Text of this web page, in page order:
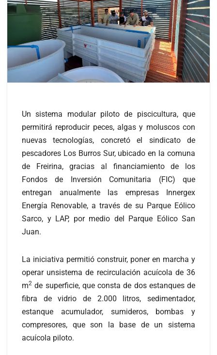
Un sistema modular piloto de piscicultura, que
permitirá reproducir peces, algas y moluscos con
nuevas tecnologías, concretó el sindicato de
pescadores Los Burros Sur, ubicado en la comuna
de Freirina, gracias al financiamiento de los
Fondos de Inversión Comunitaria (FIC) que
entregan anualmente las empresas Innergex
Energía Renovable, a través de su Parque Eólico
Sarco, y LAP, por medio del Parque Eólico San
Juan.
La iniciativa permitió construir, poner en marcha y
operar unsistema de recirculación acuícola de 36
m2 de superficie, que consta de dos estanques de
fibra de vidrio de 2.000 litros, sedimentador,
estanque acumulador, sumideros, bombas y
compresores, que son la base de un sistema
acuícola piloto.